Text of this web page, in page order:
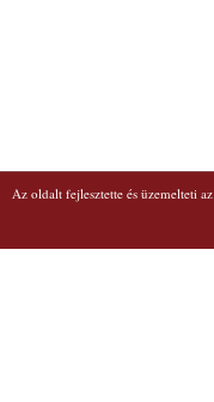
Az oldalt fejlesztette és üzemelteti az